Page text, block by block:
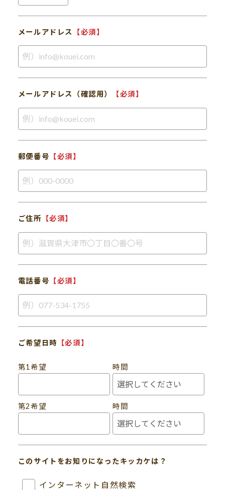
メールアドレス 【必須】
メールアドレス（確認用） 【必須】
郵便番号 【必須】
ご住所 【必須】
電話番号 【必須】
ご希望日時 【必須】
第1希望 時間
第2希望 時間
このサイトをお知りになったキッカケは？
インターネット自然検索